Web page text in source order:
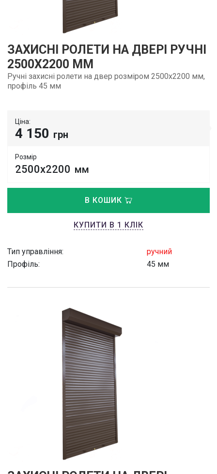
ЗАХИСНІ РОЛЕТИ НА ДВЕРІ РУЧНІ
2500Х2200 ММ
Ручні захисні ролети на двер розміром 2500х2200 мм,
профіль 45 мм
Ціна:
4 150 грн
Розмір
2500х2200 мм
В КОШИК
КУПИТИ В 1 КЛІК
Тип управління:
ручний
Профіль:
45 мм